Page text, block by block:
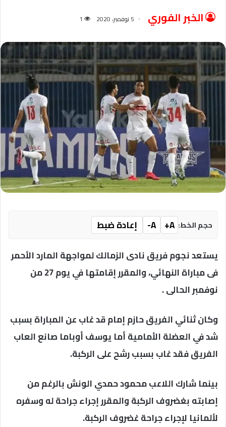
الخبر الفوري 5 نوفمبر، 2020 1
حجم الخط: A+
A-
إعادة ضبط
يستعد نجوم فريق نادى الزمالك لمواجهة المارد الأحمر
فى مباراة النهائي، والمقرر إقامتها في يوم 27 من
نوفمبر الحالى .
وكان ثنائي الفريق حازم إمام قد غاب عن المباراة بسبب
شد في العضلة الأمامية أما يوسف أوباما صانع العاب
الفريق فقد غاب بسبب رشح على الركبة.
بينما شارك اللاعب محمود حمدي الونش بالرغم من
إصابته بغضروف الركبة والمقرر إجراء جراحة له وسفره
لألمانيا لإجراء جراحة غضروف الركبة.